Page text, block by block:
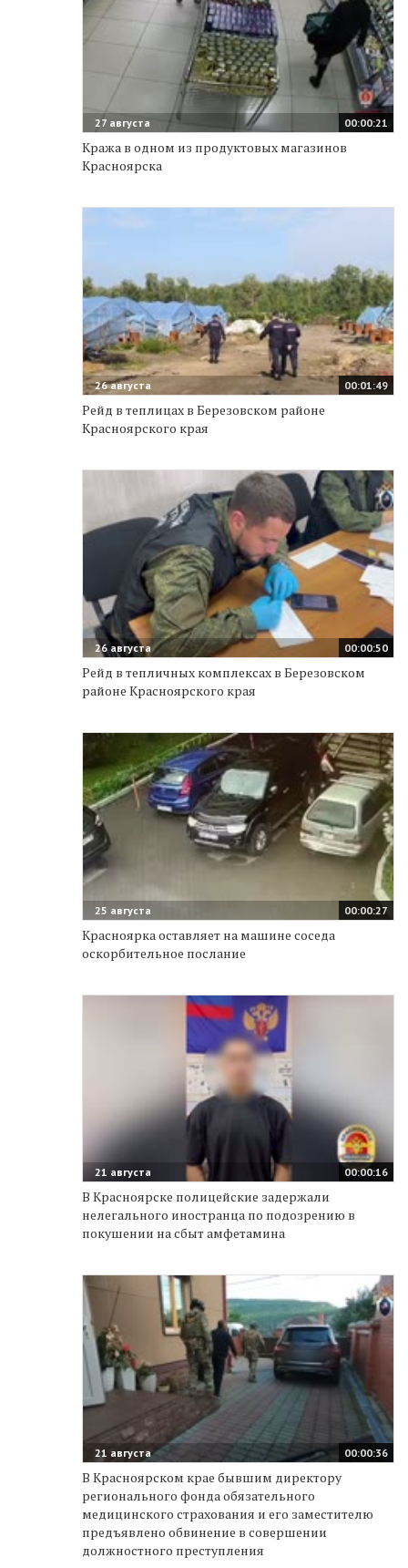
00:00:21
27 августа
Кража в одном из продуктовых магазинов
Красноярска
00:01:49
26 августа
Рейд в теплицах в Березовском районе
Красноярского края
00:00:50
26 августа
Рейд в тепличных комплексах в Березовском
районе Красноярского края
00:00:27
25 августа
Красноярка оставляет на машине соседа
оскорбительное послание
00:00:16
21 августа
В Красноярске полицейские задержали
нелегального иностранца по подозрению в
покушении на сбыт амфетамина
00:00:36
21 августа
В Красноярском крае бывшим директору
регионального фонда обязательного
медицинского страхования и его заместителю
предъявлено обвинение в совершении
должностного преступления